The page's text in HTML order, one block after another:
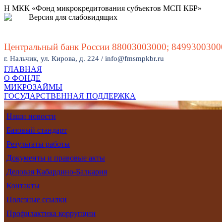
Н МКК «Фонд микрокредитования субъектов МСП КБР»
Версия для слабовидящих
Центральный банк России 88003003000;
г. Нальчик, ул. Кирова, д. 224 / info@fmsmpkbr.ru
ГЛАВНАЯ
О ФОНДЕ
МИКРОЗАЙМЫ
ГОСУДАРСТВЕННАЯ ПОДДЕРЖКА
Ставка от 7% до 18% годовых
Наши новости
Базовый стандарт
Результаты работы
Документы и правовые акты
Деловая Кабардино-Балкария
Контакты
Полезные ссылки
Профилактика коррупции